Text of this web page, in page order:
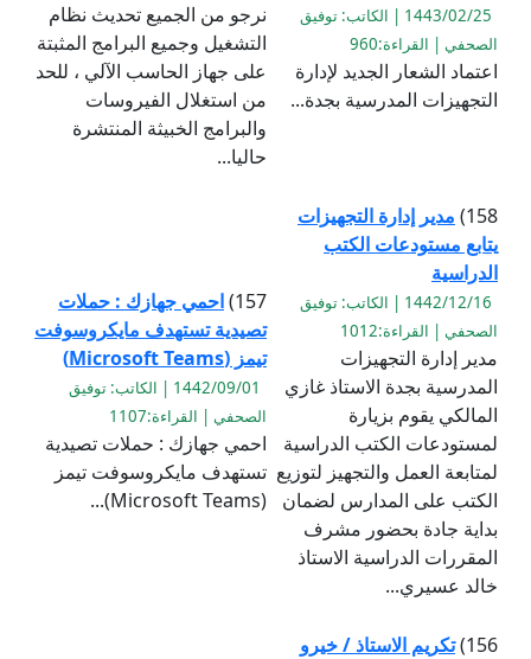
1443/02/25 | الكاتب: توفيق
الصحفي | القراءة:960
اعتماد الشعار الجديد لإدارة
التجهيزات المدرسية بجدة...
نرجو من الجميع تحديث نظام
التشغيل وجميع البرامج المثبتة
على جهاز الحاسب الآلي ، للحد
من استغلال الفيروسات
والبرامج الخبيثة المنتشرة
حاليا...
158) مدير إدارة التجهيزات
يتابع مستودعات الكتب
الدراسية
1442/12/16 | الكاتب: توفيق
الصحفي | القراءة:1012
مدير إدارة التجهيزات
المدرسية بجدة الاستاذ غازي
المالكي يقوم بزيارة
لمستودعات الكتب الدراسية
لمتابعة العمل والتجهيز لتوزيع
الكتب على المدارس لضمان
بداية جادة بحضور مشرف
المقررات الدراسية الاستاذ
خالد عسيري...
157) احمي جهازك : حملات
تصيدية تستهدف مايكروسوفت
تيمز (Microsoft Teams)
1442/09/01 | الكاتب: توفيق
الصحفي | القراءة:1107
احمي جهازك : حملات تصيدية
تستهدف مايكروسوفت تيمز
(Microsoft Teams)...
156) تكريم الاستاذ / خيرو